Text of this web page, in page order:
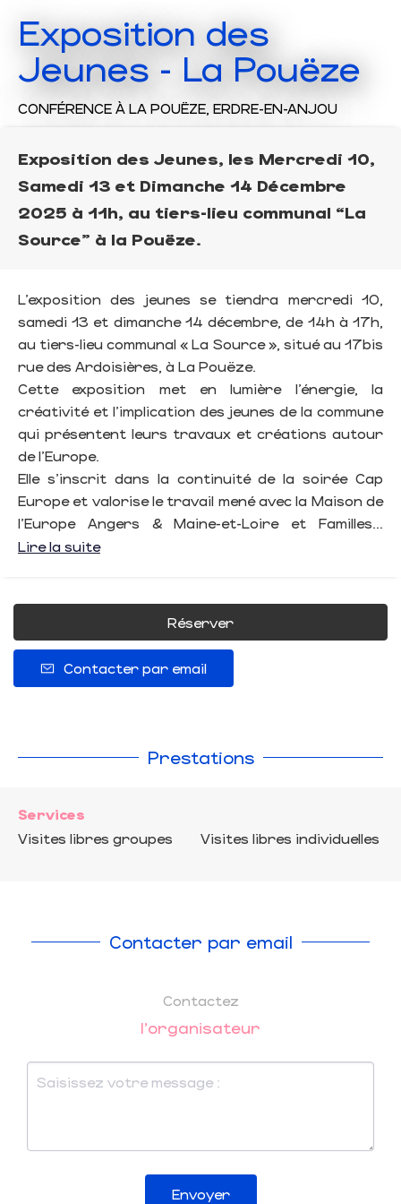
Exposition des
Jeunes - La Pouëze
CONFÉRENCE À LA POUËZE, ERDRE-EN-ANJOU
Exposition des Jeunes, les Mercredi 10,
Samedi 13 et Dimanche 14 Décembre
2025 à 11h, au tiers-lieu communal “La
Source” à la Pouëze.
L’exposition des jeunes se tiendra mercredi 10,
samedi 13 et dimanche 14 décembre, de 14h à 17h,
au tiers-lieu communal « La Source », situé au 17bis
rue des Ardoisières, à La Pouëze.
Cette exposition met en lumière l’énergie, la
créativité et l’implication des jeunes de la commune
qui présentent leurs travaux et créations autour
de l'Europe.
Elle s’inscrit dans la continuité de la soirée Cap
Europe et valorise le travail mené avec la Maison de
l’Europe Angers & Maine-et-Loire et Familles...
Lire la suite
Réserver
Contacter par email
Prestations
Services
Visites libres groupes
Visites libres individuelles
Contacter par email
Contactez
l'organisateur
Envoyer